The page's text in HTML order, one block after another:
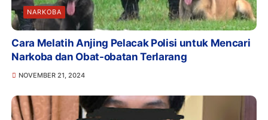
NARKOBA
Cara Melatih Anjing Pelacak Polisi untuk Mencari
Narkoba dan Obat-obatan Terlarang
NOVEMBER 21, 2024